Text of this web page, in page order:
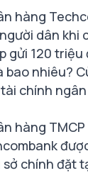
hàng
dân khi
gửi 120 triệu
bao nhiêu?
chính
hàng
sở chính đặt